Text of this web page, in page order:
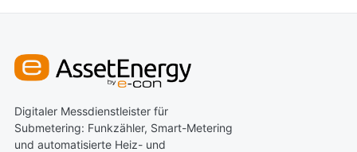
Digitaler Messdienstleister für
Submetering: Funkzähler, Smart-Metering
und automatisierte Heiz- und